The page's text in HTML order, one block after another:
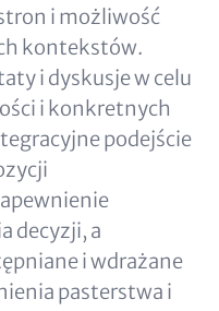
i możliwość
kontekstów.
i dyskusje w celu
i konkretnych
podejście
decyzji, a
i wdrażane
pasterstwa i